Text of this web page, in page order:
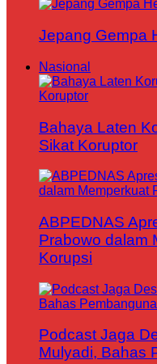
Jepang Gempa
Nasional
Bahaya Laten
Sikat Koruptor
ABPEDNAS
Prabowo dalam
Korupsi
Podcast Jaga
Mulyadi, Bahas